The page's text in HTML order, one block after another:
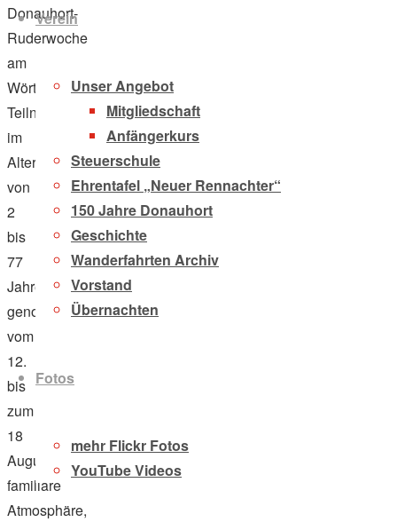
Verein
Unser Angebot
Mitgliedschaft
Anfängerkurs
Steuerschule
Ehrentafel „Neuer Rennachter“
150 Jahre Donauhort
Geschichte
Wanderfahrten Archiv
Vorstand
Übernachten
Fotos
mehr Flickr Fotos
YouTube Videos
Donauhort-
Ruderwoche
am
Wörthersee. 37
Teilnehmer
im
Alter
von
2
bis
77
Jahren
genossen
vom
12.
bis
zum
18
August
familiäre
Atmosphäre,